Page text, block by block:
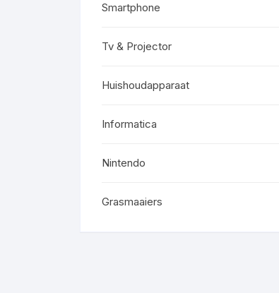
Smartphone
Tv & Projector
Huishoudapparaat
Informatica
Nintendo
Grasmaaiers